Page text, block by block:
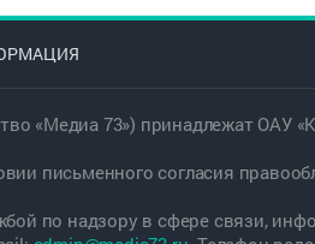
«Медиа 73») принадлежат ОАУ
письменного согласия
по надзору в сфере связи,